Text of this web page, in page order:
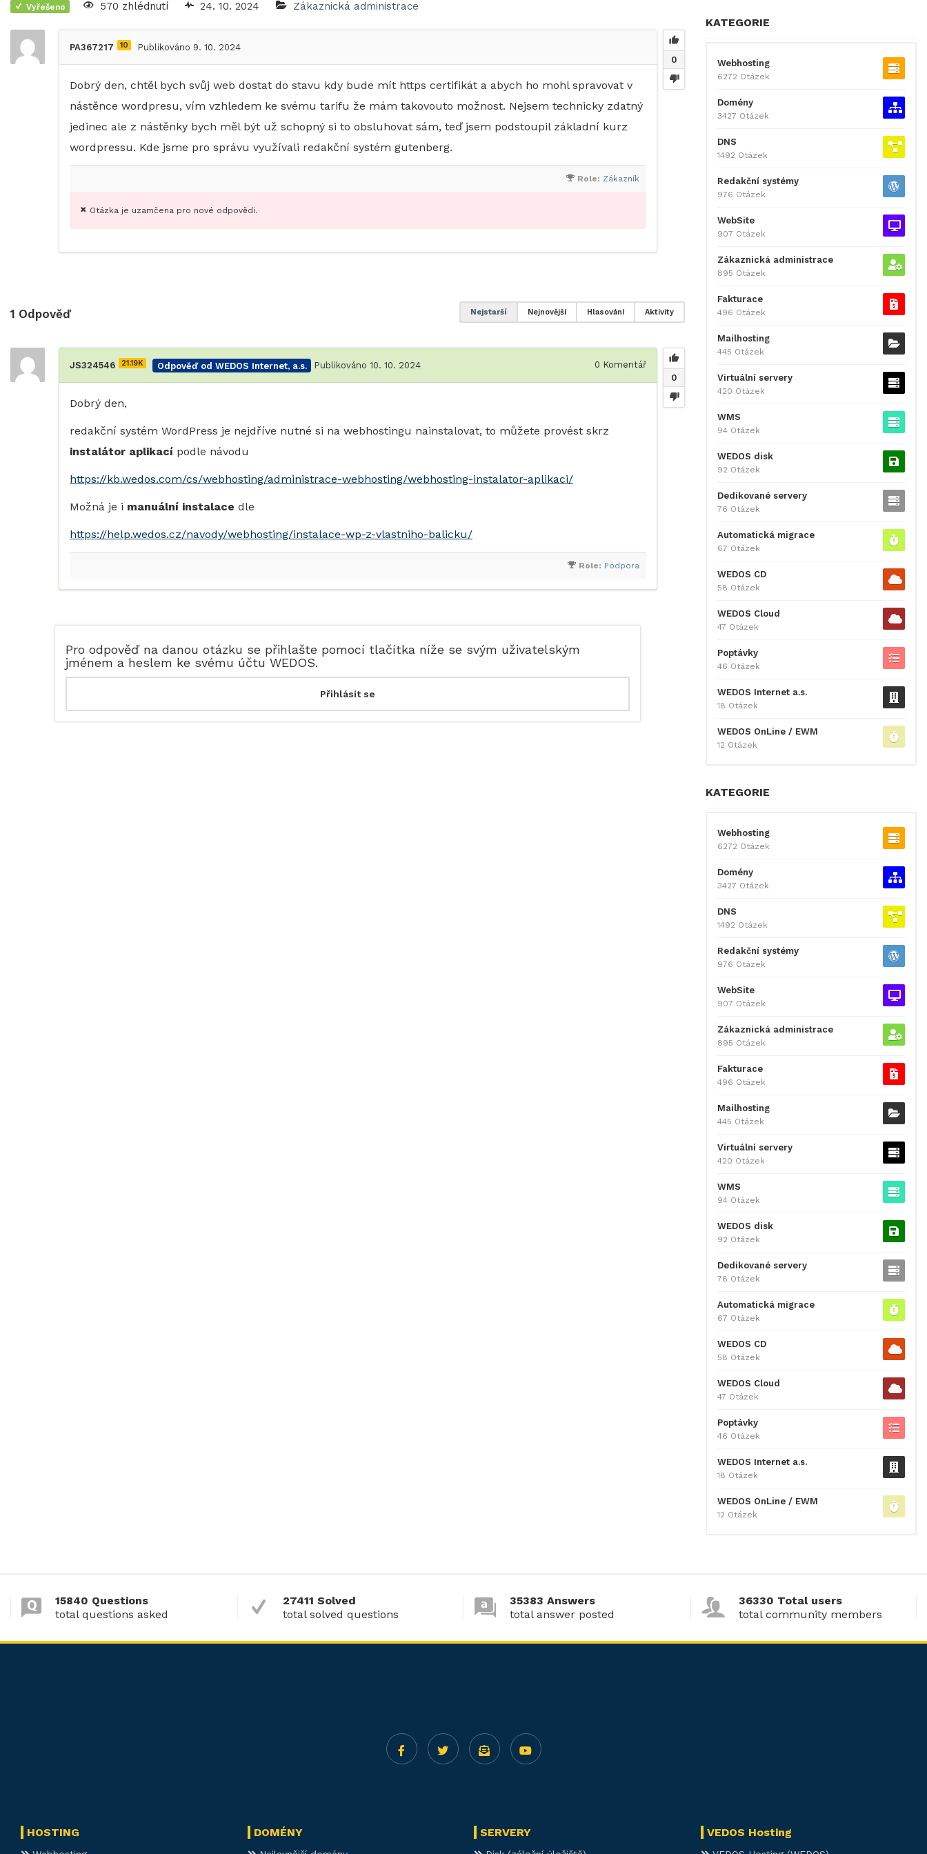
Vyřešeno 570 zhlédnutí 24. 10. 2024 Zákaznická administrace
0
PA367217 10 Publikováno 9. 10. 2024
Dobrý den, chtěl bych svůj web dostat do stavu kdy bude mít https certifikát a abych ho mohl spravovat v
nástěnce wordpresu, vím vzhledem ke svému tarifu že mám takovouto možnost. Nejsem technicky zdatný
jedinec ale z nástěnky bych měl být už schopný si to obsluhovat sám, teď jsem podstoupil základní kurz
wordpressu. Kde jsme pro správu využívali redakční systém gutenberg.
Role: Zákazník
Otázka je uzamčena pro nové odpovědi.
1 Odpověď Aktivity
Hlasování
Nejnovější
Nejstarší
0
JS324546 21.19K Odpověď od WEDOS Internet, a.s. Publikováno 10. 10. 2024 0 Komentář
Dobrý den,
redakční systém WordPress je nejdříve nutné si na webhostingu nainstalovat, to můžete provést skrz
instalátor aplikací podle návodu
https://kb.wedos.com/cs/webhosting/administrace-webhosting/webhosting-instalator-aplikaci/
Možná je i manuální instalace dle
https://help.wedos.cz/navody/webhosting/instalace-wp-z-vlastniho-balicku/
Role: Podpora
Pro odpověď na danou otázku se přihlašte pomocí tlačítka níže se svým uživatelským
jménem a heslem ke svému účtu WEDOS.
KATEGORIE
Webhosting
6272 Otázek
Domény
3427 Otázek
DNS
1492 Otázek
Redakční systémy
976 Otázek
WebSite
907 Otázek
Zákaznická administrace
895 Otázek
Fakturace
496 Otázek
Mailhosting
445 Otázek
Virtuální servery
420 Otázek
WMS
94 Otázek
WEDOS disk
92 Otázek
Dedikované servery
76 Otázek
Automatická migrace
67 Otázek
WEDOS CD
58 Otázek
WEDOS Cloud
47 Otázek
Poptávky
46 Otázek
WEDOS Internet a.s.
18 Otázek
WEDOS OnLine / EWM
12 Otázek
KATEGORIE
Webhosting
6272 Otázek
Domény
3427 Otázek
DNS
1492 Otázek
Redakční systémy
976 Otázek
WebSite
907 Otázek
Zákaznická administrace
895 Otázek
Fakturace
496 Otázek
Mailhosting
445 Otázek
Virtuální servery
420 Otázek
WMS
94 Otázek
WEDOS disk
92 Otázek
Dedikované servery
76 Otázek
Automatická migrace
67 Otázek
WEDOS CD
58 Otázek
WEDOS Cloud
47 Otázek
Poptávky
46 Otázek
WEDOS Internet a.s.
18 Otázek
WEDOS OnLine / EWM
12 Otázek
15840 Questions
total questions asked
27411 Solved
total solved questions
35383 Answers
total answer posted
36330 Total users
total community members
HOSTING DOMÉNY SERVERY VEDOS Hosting